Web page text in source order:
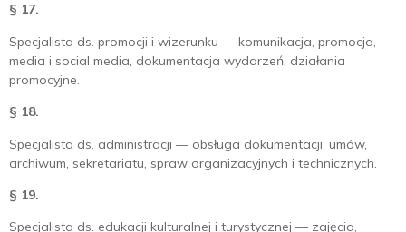
§ 17.
Specjalista ds. promocji i wizerunku — komunikacja, promocja,
media i social media, dokumentacja wydarzeń, działania
promocyjne.
§ 18.
Specjalista ds. administracji — obsługa dokumentacji, umów,
archiwum, sekretariatu, spraw organizacyjnych i technicznych.
§ 19.
Specjalista ds. edukacji kulturalnej i turystycznej — zajęcia,